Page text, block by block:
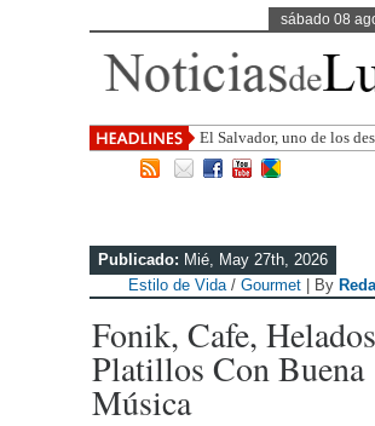
sábado 08
El Salvador, uno de los
mayor proyección de
Publicado: Mié, May 27th, 2026
Estilo de Vida/ Gourmet | By
Fonik, Cafe,
Platillos Con Buena
Música